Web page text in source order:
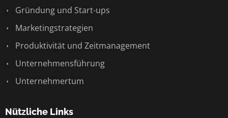
Gründung und Start-ups
Marketingstrategien
Produktivität und Zeitmanagement
Unternehmensführung
Unternehmertum
Nützliche Links